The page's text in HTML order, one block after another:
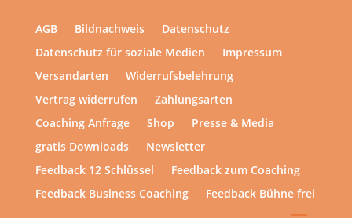
AGB Bildnachweis
Datenschutz
Datenschutz für soziale Medien
Impressum
Versandarten
Widerrufsbelehrung
Vertrag widerrufen
Zahlungsarten
Coaching Anfrage
Shop
Presse & Media
gratis Downloads
Newsletter
Feedback 12 Schlüssel
Feedback zum Coaching
Feedback Business Coaching
Feedback Bühne frei